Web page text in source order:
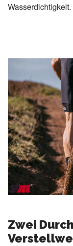
Wasserdichtigkeit.
Zwei